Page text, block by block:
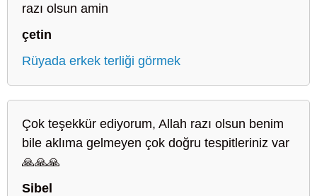
razı olsun amin
çetin
Rüyada erkek terliği görmek
Çok teşekkür ediyorum, Allah razı olsun benim
bile aklıma gelmeyen çok doğru tespitleriniz var
🙏🙏🙏
Sibel